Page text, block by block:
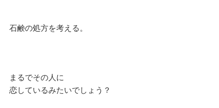
石鹸の処方を考える。
まるでその人に
恋しているみたいでしょう？